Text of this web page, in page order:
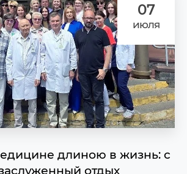
работа
и воспитательная
07
июля
длиною в жизнь: с
отдых